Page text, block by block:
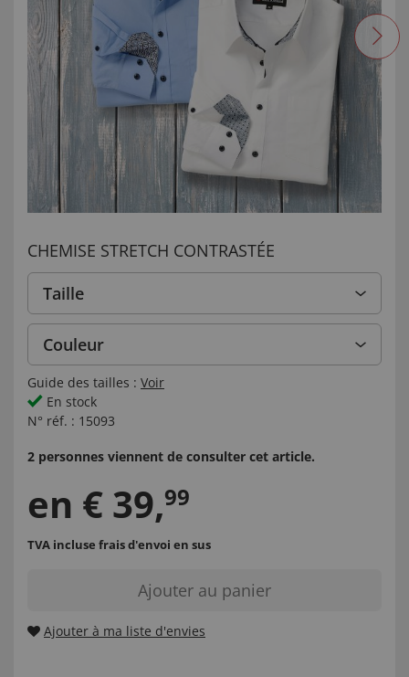
CHEMISE STRETCH CONTRASTÉE
Taille
Couleur
Guide des tailles : Voir
En stock
N° réf. : 15093
2 personnes viennent de consulter cet article.
en € 39,99
TVA incluse frais d'envoi en sus
Ajouter au panier
Ajouter à ma liste d'envies